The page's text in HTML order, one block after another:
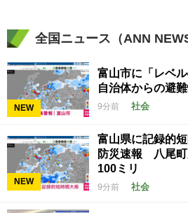
全国ニュース（ANN
NEW
富山市に「レベ
自治体からの避
9分前 社会
NEW
富山県に記録的
防災速報 八尾町
100ミリ
9分前 社会